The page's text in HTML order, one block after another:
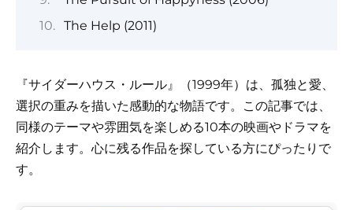
The Help (2011)
『サイダーハウス・ルール』（1999年）は、孤独と愛、
選択の重みを描いた感動的な物語です。この記事では、
同様のテーマや雰囲気を楽しめる10本の映画やドラマを
紹介します。心に残る作品を探している方にぴったりで
す。